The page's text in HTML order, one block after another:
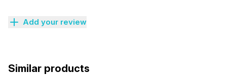
Add your review
Similar products